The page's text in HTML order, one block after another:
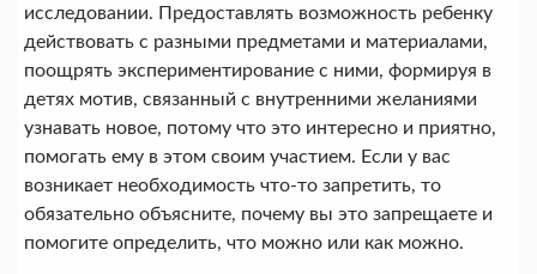
исследова­нии. Предоставлять возможность ребен­ку
действовать с разными предмета­ми и материалами,
поощрять экспе­риментирование с ними, формируя в
детях мотив, связанный с внутрен­ними желаниями
узнавать новое, по­тому что это интересно и приятно,
по­могать ему в этом своим участием. Если у вас
возникает необходи­мость что-то запретить, то
обязатель­но объясните, почему вы это запре­щаете и
помогите определить, что можно или как можно.